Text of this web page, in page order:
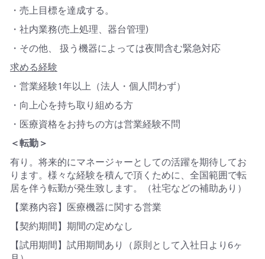
・売上目標を達成する。
・社内業務(売上処理、器台管理)
・その他、 扱う機器によっては夜間含む緊急対応
求める経験
・営業経験1年以上（法人・個人問わず）
・向上心を持ち取り組める方
・医療資格をお持ちの方は営業経験不問
＜転勤＞
有り。将来的にマネージャーとしての活躍を期待してお
ります。様々な経験を積んで頂くために、全国範囲で転
居を伴う転勤が発生致します。（社宅などの補助あり）
【業務内容】医療機器に関する営業
【契約期間】期間の定めなし
【試用期間】試用期間あり（原則として入社日より6ヶ